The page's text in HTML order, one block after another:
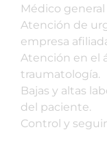
Médico general
Atención de
empresa
Atención en el
traumatología.
Bajas y altas
del paciente.
Control y